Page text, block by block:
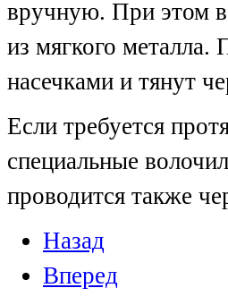
вручную. При этом
из мягкого
насечками и тянут
Если требуется
специальные
проводится также
Назад
Вперед